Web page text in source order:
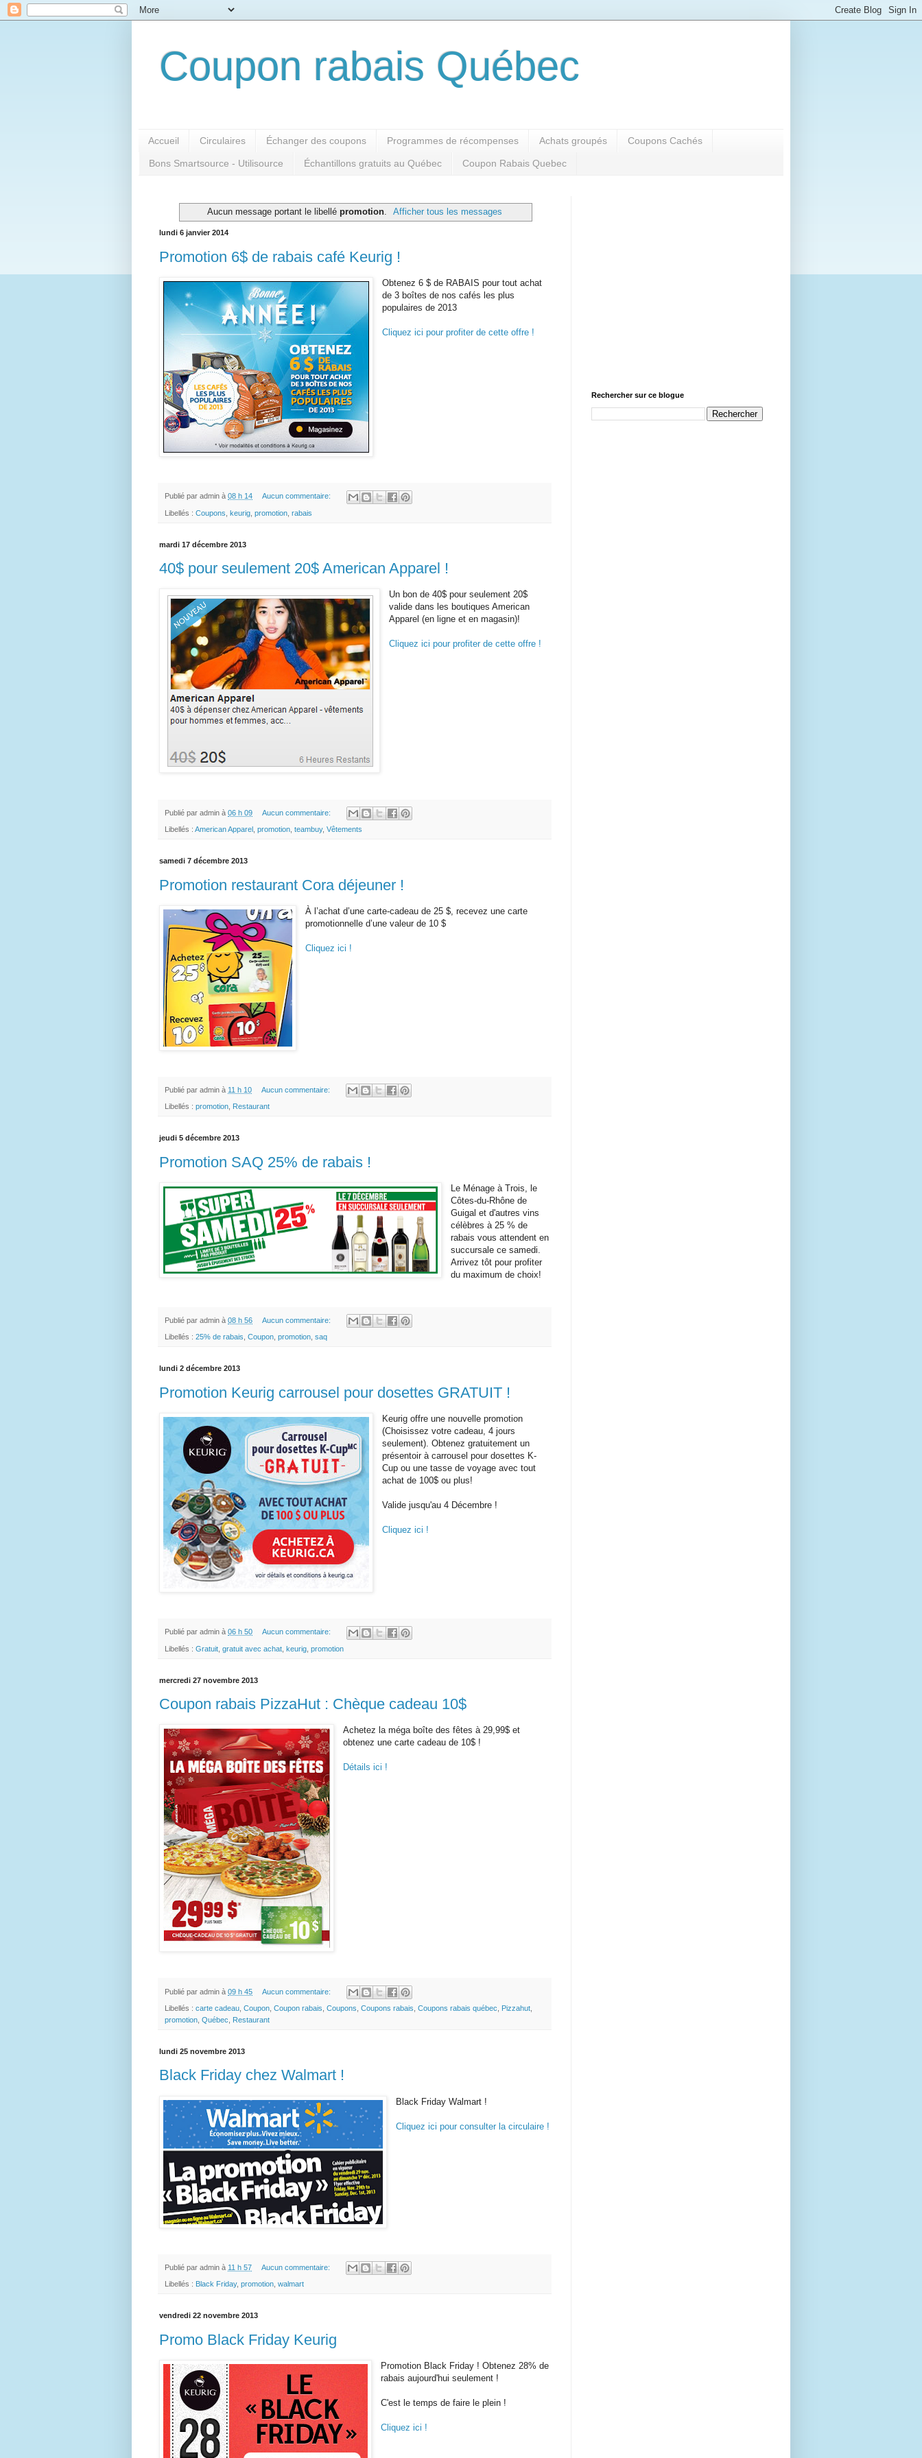
Coupon rabais Québec
Accueil Circulaires Échanger des coupons Programmes de récompenses Achats groupés Coupons Cachés
Bons Smartsource - Utilisource Échantillons gratuits au Québec Coupon Rabais Quebec
Aucun message portant le libellé promotion. Afficher tous les messages
lundi 6 janvier 2014
Promotion 6$ de rabais café Keurig !
Obtenez 6 $ de RABAIS pour tout achat
de 3 boîtes de nos cafés les plus
populaires de 2013
Cliquez ici pour profiter de cette offre !
Publié par admin à 08 h 14 Aucun commentaire:
Libellés : Coupons keurig promotion rabais
mardi 17 décembre 2013
40$ pour seulement 20$ American Apparel !
Un bon de 40$ pour seulement 20$
valide dans les boutiques American
Apparel (en ligne et en magasin)!
Cliquez ici pour profiter de cette offre !
Publié par admin à 06 h 09 Aucun commentaire:
Libellés : American Apparel promotion teambuy, Vêtements
samedi 7 décembre 2013
Promotion restaurant Cora déjeuner !
À l’achat d’une carte-cadeau de 25 $, recevez une carte
promotionnelle d’une valeur de 10 $
Cliquez ici !
Publié par admin à 11 h 10 Aucun commentaire:
Libellés : promotion Restaurant
jeudi 5 décembre 2013
Promotion SAQ 25% de rabais !
Le Ménage à Trois, le
Côtes-du-Rhône de
Guigal et d'autres vins
célèbres à 25 % de
rabais vous attendent en
succursale ce samedi.
Arrivez tôt pour profiter
du maximum de choix!
Publié par admin à 08 h 56 Aucun commentaire:
Libellés : 25% de rabais Coupon promotion saq
lundi 2 décembre 2013
Promotion Keurig carrousel pour dosettes GRATUIT !
Keurig offre une nouvelle promotion
(Choisissez votre cadeau, 4 jours
seulement). Obtenez gratuitement un
présentoir à carrousel pour dosettes K-
Cup ou une tasse de voyage avec tout
achat de 100$ ou plus!
Valide jusqu'au 4 Décembre !
Cliquez ici !
Publié par admin à 06 h 50 Aucun commentaire:
Libellés : Gratuit gratuit avec achat keurig promotion
mercredi 27 novembre 2013
Coupon rabais PizzaHut : Chèque cadeau 10$
Achetez la méga boîte des fêtes à 29,99$ et
obtenez une carte cadeau de 10$ !
Détails ici !
Publié par admin à 09 h 45 Aucun commentaire:
Libellés : carte cadeau Coupon Coupon rabais Coupons Coupons rabais Coupons rabais québec Pizzahut
promotion Québec Restaurant
lundi 25 novembre 2013
Black Friday chez Walmart !
Black Friday Walmart !
Cliquez ici pour consulter la circulaire !
Publié par admin à 11 h 57 Aucun commentaire:
Libellés : Black Friday, promotion walmart
vendredi 22 novembre 2013
Promo Black Friday Keurig
Promotion Black Friday ! Obtenez 28% de
rabais aujourd'hui seulement !
C'est le temps de faire le plein !
Cliquez ici !
Rechercher sur ce blogue